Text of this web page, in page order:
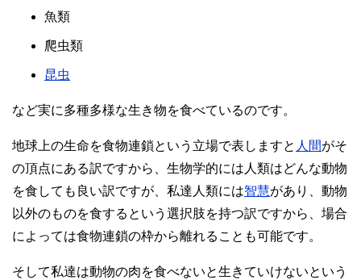
魚類
爬虫類
昆虫
など実に多種多様な生き物を食べているのです。
地球上の生命を食物連鎖という立場で表しますと 人間がそ
の頂点にある訳ですから、生物学的には人類はどんな動物
を食しても良い訳ですが、私達人類には智慧があり、動物
以外のものを食するという選択肢を持つ訳ですから、場合
によっては食物連鎖の枠から離れることも可能です。
そして私達は動物の肉を食べないと生きていけないという